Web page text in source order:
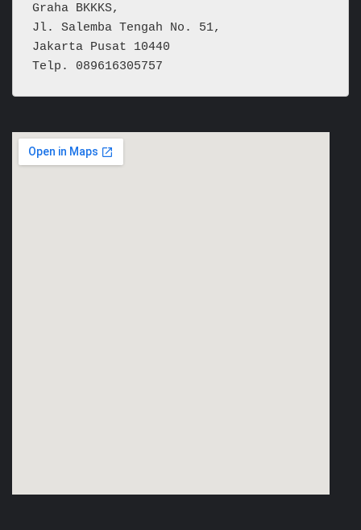
Graha BKKKS,
Jl. Salemba Tengah No. 51,
Jakarta Pusat 10440
Telp. 089616305757